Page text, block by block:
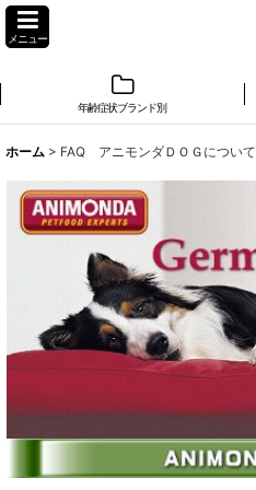
メニュー
年齢症状ブランド別
ホーム > FAQ アニモンダＤＯＧについて